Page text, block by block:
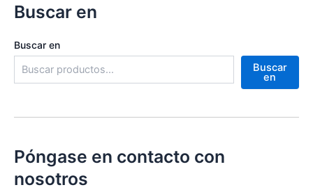
Buscar en
Buscar en
Buscar
en
Póngase en contacto con
nosotros